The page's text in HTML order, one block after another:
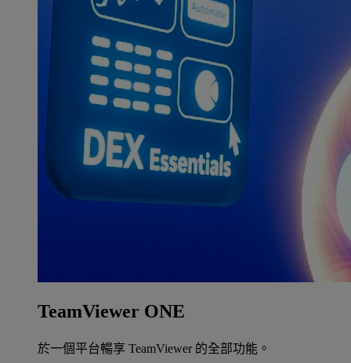
TeamViewer ONE
於一個平台暢享 TeamViewer 的全部功能。